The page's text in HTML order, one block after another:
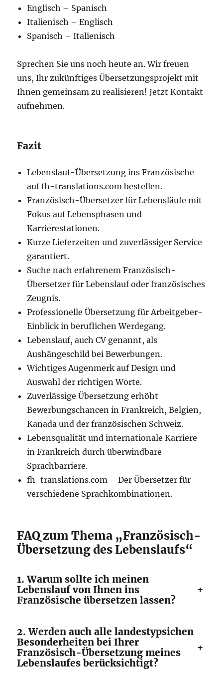
Englisch – Spanisch
Italienisch – Englisch
Spanisch – Italienisch
Sprechen Sie uns noch heute an. Wir freuen
uns, Ihr zukünftiges Übersetzungsprojekt mit
Ihnen gemeinsam zu realisieren! Jetzt Kontakt
aufnehmen.
Fazit
Lebenslauf-Übersetzung ins Französische
auf fh-translations.com bestellen.
Französisch-Übersetzer für Lebensläufe mit
Fokus auf Lebensphasen und
Karrierestationen.
Kurze Lieferzeiten und zuverlässiger Service
garantiert.
Suche nach erfahrenem Französisch-
Übersetzer für Lebenslauf oder französisches
Zeugnis.
Professionelle Übersetzung für Arbeitgeber-
Einblick in beruflichen Werdegang.
Lebenslauf, auch CV genannt, als
Aushängeschild bei Bewerbungen.
Wichtiges Augenmerk auf Design und
Auswahl der richtigen Worte.
Zuverlässige Übersetzung erhöht
Bewerbungschancen in Frankreich, Belgien,
Kanada und der französischen Schweiz.
Lebensqualität und internationale Karriere
in Frankreich durch überwindbare
Sprachbarriere.
fh-translations.com – Der Übersetzer für
verschiedene Sprachkombinationen.
FAQ zum Thema „Französisch-
Übersetzung des Lebenslaufs“
1. Warum sollte ich meinen
Lebenslauf von Ihnen ins
Französische übersetzen lassen?
+
2. Werden auch alle landestypsichen
Besonderheiten bei Ihrer
Französisch-Übersetzung meines
Lebenslaufes berücksichtigt?
+